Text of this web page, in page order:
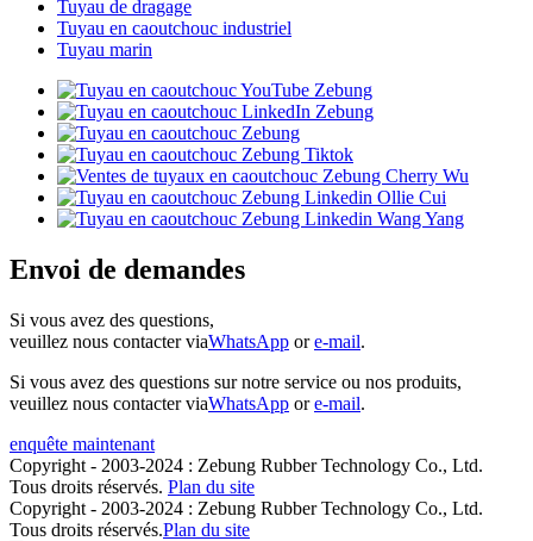
Tuyau de dragage
Tuyau en caoutchouc industriel
Tuyau marin
Envoi de demandes
Si vous avez des questions,
veuillez nous contacter viaWhatsApp ore-mail.
Si vous avez des questions sur notre service ou nos produits,
veuillez nous contacter viaWhatsApp ore-mail.
enquête maintenant
Copyright - 2003-2024 : Zebung Rubber Technology Co., Ltd.
Tous droits réservés. Plan du site
Copyright - 2003-2024 : Zebung Rubber Technology Co., Ltd.
Tous droits réservés.Plan du site